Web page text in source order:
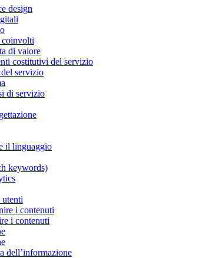
design
coinvolti
di valore
costitutivi del servizio
servizio
di servizio
il linguaggio
keywords)
i contenuti
i contenuti
dell’informazione